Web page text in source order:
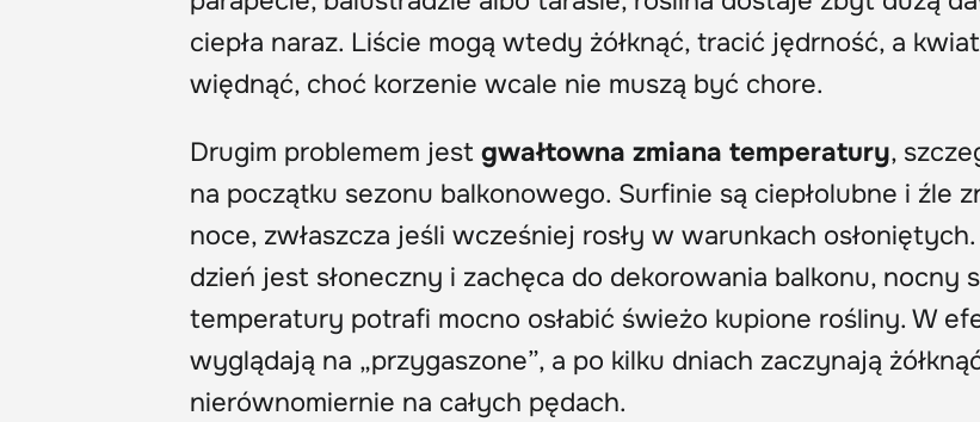
ciepła naraz. Liście mogą wtedy żółknąć, tracić jędrność, a
więdnąć, choć korzenie wcale nie muszą być chore.
Drugim problemem jest gwałtowna zmiana temperatury,
na początku sezonu balkonowego. Surfinie są ciepłolubne i źle
noce, zwłaszcza jeśli wcześniej rosły w warunkach
dzień jest słoneczny i zachęca do dekorowania balkonu, nocny
temperatury potrafi mocno osłabić świeżo kupione rośliny. W
wyglądają na „przygaszone”, a po kilku dniach zaczynają
nierównomiernie na całych pędach.